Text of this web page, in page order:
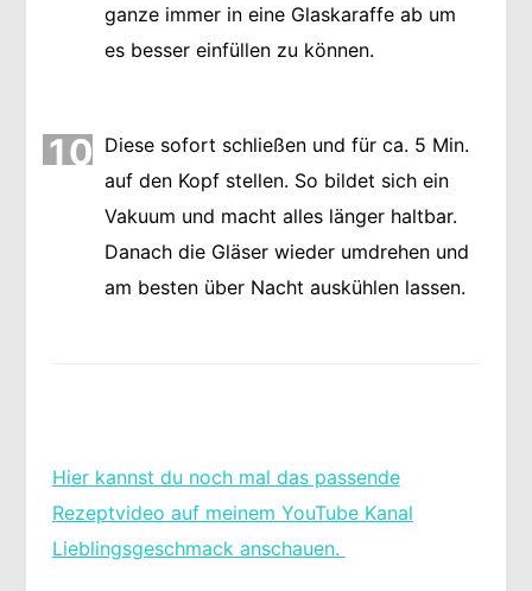
ganze immer in eine Glaskaraffe ab um
es besser einfüllen zu können.
10 Diese sofort schließen und für ca. 5 Min.
auf den Kopf stellen. So bildet sich ein
Vakuum und macht alles länger haltbar.
Danach die Gläser wieder umdrehen und
am besten über Nacht auskühlen lassen.
Hier kannst du noch mal das passende
Rezeptvideo auf meinem YouTube Kanal
Lieblingsgeschmack anschauen.